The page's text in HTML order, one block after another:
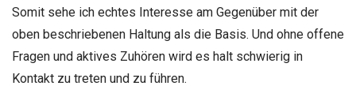
Somit sehe ich echtes Interesse am Gegenüber mit der
oben beschriebenen Haltung als die Basis. Und ohne offene
Fragen und aktives Zuhören wird es halt schwierig in
Kontakt zu treten und zu führen.